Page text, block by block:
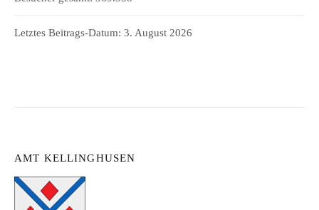
Letztes Beitrags-Datum: 3. August 2026
AMT KELLINGHUSEN